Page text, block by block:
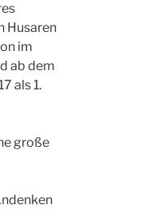
Husaren
im
ab dem
als 1.
große